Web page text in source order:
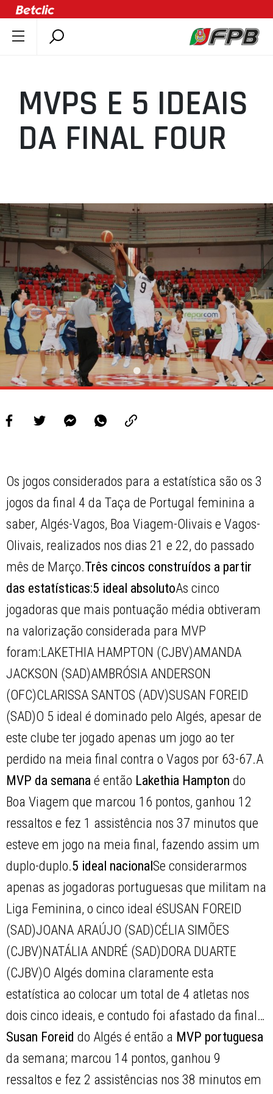
ÚLTIMAS
COMPETIÇÕES
ASSOCIAÇÕES
AGENDA
SELEÇÕES
MINIBASQUETE
ÁREA TÉCNICA
PROJETOS
LIGA BETCLIC MASCULINA
LIGA BETCLIC FEMININA
MVPS E 5 IDEAIS
DA FINAL FOUR
Os jogos considerados para a estatística são os 3
jogos da final 4 da Taça de Portugal feminina a
saber, Algés-Vagos, Boa Viagem-Olivais e Vagos-
Olivais, realizados nos dias 21 e 22, do passado
mês de Março.Três cincos construídos a partir
das estatísticas:5 ideal absolutoAs cinco
jogadoras que mais pontuação média obtiveram
na valorização considerada para MVP
foram:LAKETHIA HAMPTON (CJBV)AMANDA
JACKSON (SAD)AMBRÓSIA ANDERSON
(OFC)CLARISSA SANTOS (ADV)SUSAN FOREID
(SAD)O 5 ideal é dominado pelo Algés, apesar de
este clube ter jogado apenas um jogo ao ter
perdido na meia final contra o Vagos por 63-67.A
MVP da semana é então Lakethia Hampton do
Boa Viagem que marcou 16 pontos, ganhou 12
ressaltos e fez 1 assistência nos 37 minutos que
esteve em jogo na meia final, fazendo assim um
duplo-duplo.5 ideal nacionalSe considerarmos
apenas as jogadoras portuguesas que militam na
Liga Feminina, o cinco ideal éSUSAN FOREID
(SAD)JOANA ARAÚJO (SAD)CÉLIA SIMÕES
(CJBV)NATÁLIA ANDRÉ (SAD)DORA DUARTE
(CJBV)O Algés domina claramente esta
estatística ao colocar um total de 4 atletas nos
dois cinco ideais, e contudo foi afastado da final…
Susan Foreid do Algés é então a MVP portuguesa
da semana; marcou 14 pontos, ganhou 9
ressaltos e fez 2 assistências nos 38 minutos em